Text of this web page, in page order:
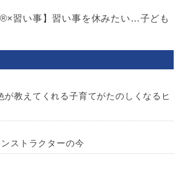
®×習い事】習い事を休みたい…子ども
が教えてくれる子育てがたのしくなるヒ
ストラクターの今